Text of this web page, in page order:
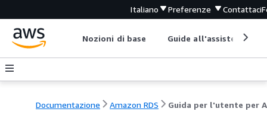
Italiano Preferenze Contattaci
Nozioni di base Guide all'assistenza
Documentazione Amazon RDS